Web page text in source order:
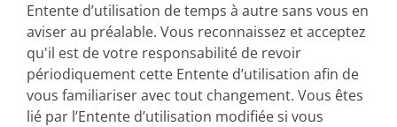
Entente d’utilisation de temps à autre sans vous en
aviser au préalable. Vous reconnaissez et acceptez
qu'il est de votre responsabilité de revoir
périodiquement cette Entente d’utilisation afin de
vous familiariser avec tout changement. Vous êtes
lié par l’Entente d’utilisation modifiée si vous